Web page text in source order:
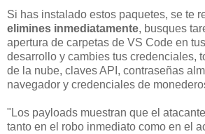
Si has instalado estos paquetes, se te
elimines inmediatamente, busques
apertura de carpetas de VS Code en
desarrollo y cambies tus credenciales,
de la nube, claves API, contraseñas
navegador y credenciales de
"Los payloads muestran que el
tanto en el robo inmediato como en el